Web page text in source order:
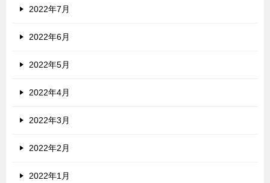
2022年7月
2022年6月
2022年5月
2022年4月
2022年3月
2022年2月
2022年1月